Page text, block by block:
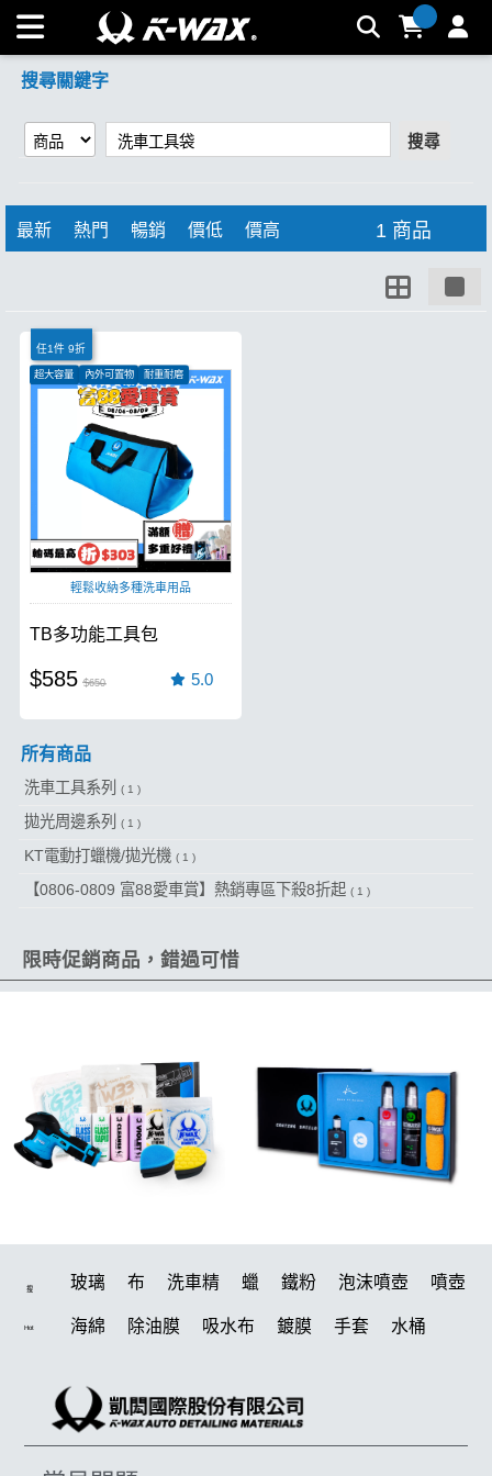
【洗車工具袋】搜尋結果 | K-WAX台灣汽車美容材料
搜尋關鍵字
搜尋
最新 熱門 暢銷 價低 價高 1 商品
任1件 9折
超大容量 內外可置物 耐重耐磨
輕鬆收納多種洗車用品
TB多功能工具包
$585 $650 5.0
所有商品
洗車工具系列 ( 1 )
拋光周邊系列 ( 1 )
KT電動打蠟機/拋光機 ( 1 )
【0806-0809 富88愛車賞】熱銷專區下殺8折起 ( 1 )
限時促銷商品，錯過可惜
搜
Hot
玻璃 布 洗車精 蠟 鐵粉 泡沫噴壺 噴壺
海綿 除油膜 吸水布 鍍膜 手套 水桶
刷 除油墨 鍍膜劑 油膜